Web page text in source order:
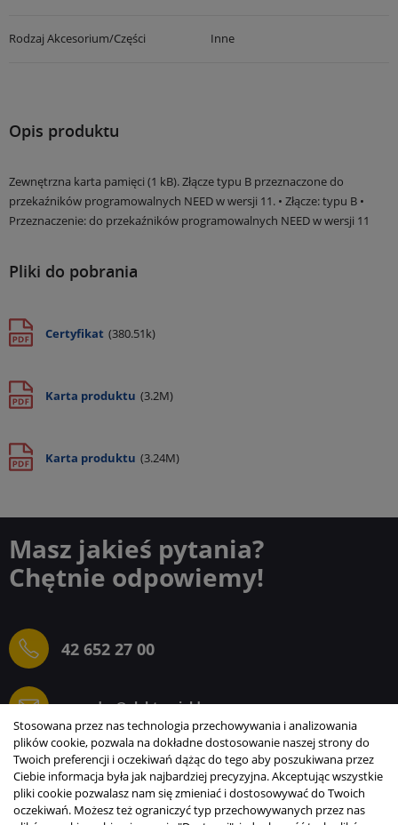
Rodzaj Akcesorium/części Inne
Opis produktu
Zewnętrzna karta pamięci (1 kB). Złącze typu B przeznaczone do
przekaźników programowalnych NEED w wersji 11. • Złącze: typu B •
Przeznaczenie: do przekaźników programowalnych NEED w wersji 11
Pliki do pobrania
Certyfikat (380.51k)
Karta produktu (3.2M)
Karta produktu (3.24M)
Masz jakieś pytania?
Chętnie odpowiemy!
42 652 27 00
sprzedaz@elektrogielda.com
ELEKTROGIEŁDA SZ.ŻACZKIEWICZ; M.KARLIŃSKI
SP.J.
Stosowana przez nas technologia przechowywania i analizowania
plików cookie, pozwala na dokładne dostosowanie naszej strony do
Twoich preferencji i oczekiwań dążąc do tego aby poszukiwana przez
Ciebie informacja była jak najbardziej precyzyjna. Akceptując wszystkie
pliki cookie pozwalasz nam się zmieniać i dostosowywać do Twoich
oczekiwań. Możesz też ograniczyć typ przechowywanych przez nas